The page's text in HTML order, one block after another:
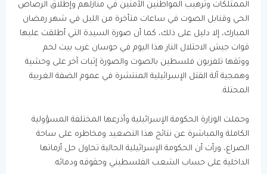
الممتلكات وترهيب المواطنين الآمنين في منازلهم وإطلاق الرصاص
الحي وقنابل الصوت في ساعات متأخرة من الليل في شهر رمضان
المبارك، إلا دليل على ذلك، كما أن صورة السيدة التي أطلقت عليها
قوات جيش الاحتلال النار هذا اليوم في حوسان غرب بيت لحم
ووثقها تلفزيون فلسطين بالصوت والصورة إثبات آخر على وحشية
وهمجية آلة القتل الإسرائيلية المنتشرة في عموم الضفة الغربية
المحتلة.
وحملت الوزارة الحكومة الإسرائيلية وأذرعها المختلفة المسؤولية
الكاملة والمباشرة عن نتائج هذا التصعيد ومخاطره على ساحة
الصراع، ورأت أن الحكومة الإسرائيلية الحالية تحاول حل أزماتها
الداخلية على حساب الشعب الفلسطيني وحقوقه ودمائه.